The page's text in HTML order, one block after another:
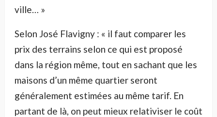
ville… »
Selon José Flavigny : « il faut comparer les
prix des terrains selon ce qui est proposé
dans la région même, tout en sachant que les
maisons d’un même quartier seront
généralement estimées au même tarif. En
partant de là, on peut mieux relativiser le coût